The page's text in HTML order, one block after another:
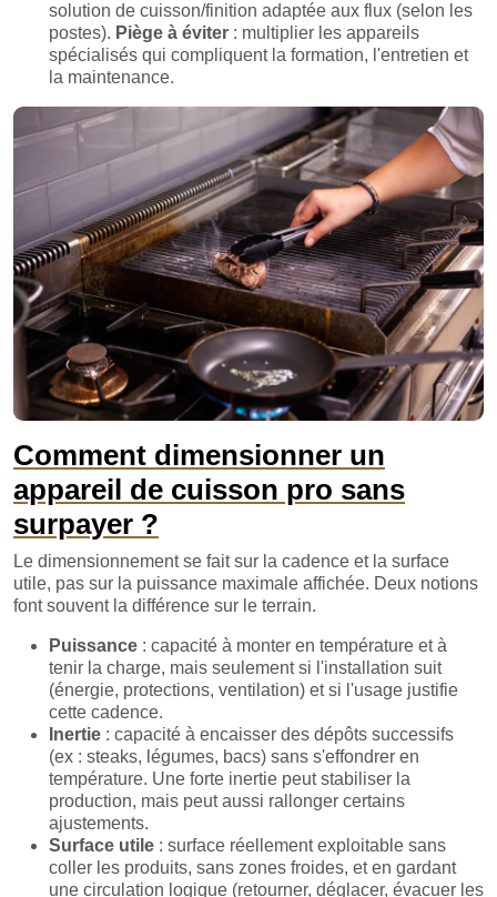
solution de cuisson/finition adaptée aux flux (selon les
postes). Piège à éviter : multiplier les appareils
spécialisés qui compliquent la formation, l'entretien et
la maintenance.
Comment dimensionner un
appareil de cuisson pro sans
surpayer ?
Le dimensionnement se fait sur la cadence et la surface
utile, pas sur la puissance maximale affichée. Deux notions
font souvent la différence sur le terrain.
Puissance : capacité à monter en température et à
tenir la charge, mais seulement si l'installation suit
(énergie, protections, ventilation) et si l'usage justifie
cette cadence.
Inertie : capacité à encaisser des dépôts successifs
(ex : steaks, légumes, bacs) sans s'effondrer en
température. Une forte inertie peut stabiliser la
production, mais peut aussi rallonger certains
ajustements.
Surface utile : surface réellement exploitable sans
coller les produits, sans zones froides, et en gardant
une circulation logique (retourner, déglacer, évacuer les